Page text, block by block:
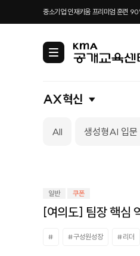
중소기업 인재키움 프리미엄 훈련
카
테
AX혁신
All 생성형AI 입문
일반 쿠폰
[여의도] 팀장 핵심
# #구성원성장 #리더